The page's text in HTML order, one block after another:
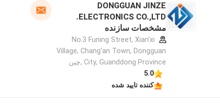
DONGGUAN JINZE
ELECTRONICS CO.,LTD.
مشخصات سازنده
No.3 Funing Street, Xian'xi
Village, Chang'an Town, Dongguan
City, Guanddong Province ,چین
5.0
کننده تایید شده